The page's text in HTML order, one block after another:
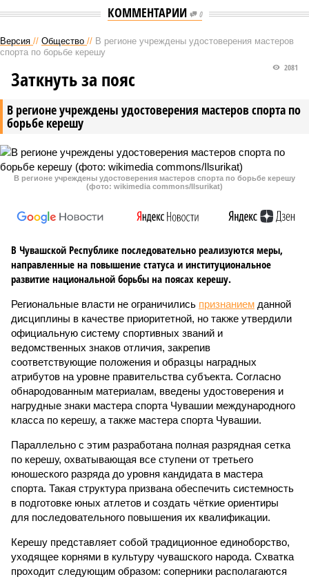
КОММЕНТАРИИ 0
Версия // Общество // В регионе учреждены удостоверения мастеров
спорта по борьбе керешу
В регионе учреждены удостоверения мастеров спорта по
борьбе керешу
2081
Заткнуть за пояс
В регионе учреждены удостоверения мастеров спорта по борьбе керешу
(фото: wikimedia commons/Ilsurikat)
В Чувашской Республике последовательно реализуются меры,
направленные на повышение статуса и институциональное
развитие национальной борьбы на поясах керешу.
Региональные власти не ограничились признанием данной
дисциплины в качестве приоритетной, но также утвердили
официальную систему спортивных званий и
ведомственных знаков отличия, закрепив
соответствующие положения и образцы наградных
атрибутов на уровне правительства субъекта. Согласно
обнародованным материалам, введены удостоверения и
нагрудные знаки мастера спорта Чувашии международного
класса по керешу, а также мастера спорта Чувашии.
Параллельно с этим разработана полная разрядная сетка
по керешу, охватывающая все ступени от третьего
юношеского разряда до уровня кандидата в мастера
спорта. Такая структура призвана обеспечить системность
в подготовке юных атлетов и создать чёткие ориентиры
для последовательного повышения их квалификации.
Керешу представляет собой традиционное единоборство,
уходящее корнями в культуру чувашского народа. Схватка
проходит следующим образом: соперники располагаются